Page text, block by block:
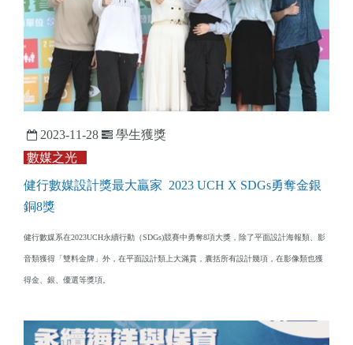
2023-11-28
學生獲獎
數媒之光
健行數媒設計獎最大贏家 2023 UCH X SDGs勇奪金銀
銅8獎
健行數媒系在2023UCH永續行動（SDGs)競賽中勇奪8項大獎，除了平面設計海報類、影
音類獲得「雙料金牌」外，在平面設計類上大滿貫，囊括所有設計幾項，在影像類也獲
得金、銀、優選等獎項。